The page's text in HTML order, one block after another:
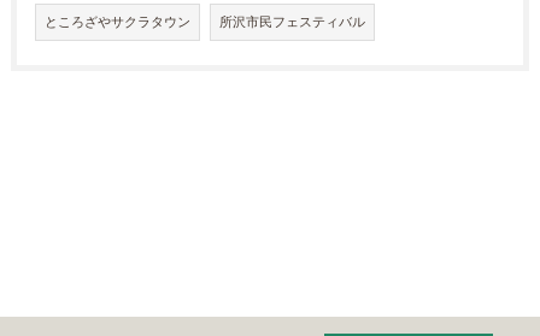
ところざやサクラタウン 所沢市民フェスティバル